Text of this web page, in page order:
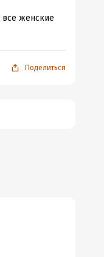
женские
Поделиться